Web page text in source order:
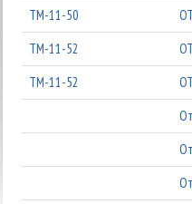
ТМ-11-50
ТМ-11-52
ТМ-11-52